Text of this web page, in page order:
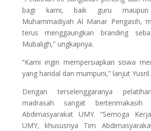
bagi kami, baik guru
Muhammadiyah Al Manar Pengasih,
terus menggaungkan branding
Mubaligh,” ungkapnya.
“Kami ingin mempersiapkan siswa
yang handal dan mumpuni,” lanjut Yusril.
Dengan terselenggaranya
madrasah sangat
Abdimasyarakat UMY. “Semoga
UMY, khususnya Tim